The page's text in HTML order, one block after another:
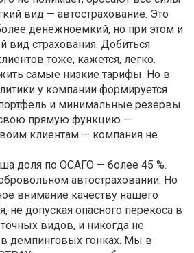
вид — автострахование. Это
денежноемкий, но при этом и
вид страхования. Добиться
тоже, кажется, легко.
самые низкие тарифы. Но в
у компании формируется
и минимальные резервы.
свою прямую функцию —
клиентам — компания не
доля по ОСАГО — более 45 %.
автостраховании. Но
внимание качеству нашего
не допуская опасного перекоса в
видов, и никогда не
демпинговых гонках. Мы в